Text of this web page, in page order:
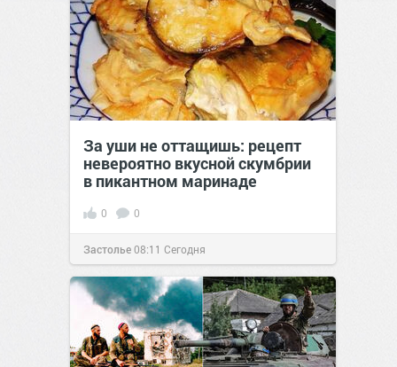
За уши не оттащишь: рецепт
невероятно вкусной скумбрии
в пикантном маринаде
0 0
Застолье08:11 Сегодня